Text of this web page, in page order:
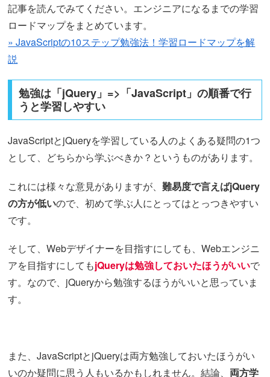
記事を読んでみてください。エンジニアになるまでの学習
ロードマップをまとめています。
» JavaScriptの10ステップ勉強法！学習ロードマップを解
説
勉強は「jQuery」=>「JavaScript」の順番で行
うと学習しやすい
JavaScriptとjQueryを学習している人のよくある疑問の1つ
として、どちらから学ぶべきか？というものがあります。
これには様々な意見がありますが、難易度で言えばjQuery
の方が低いので、初めて学ぶ人にとってはとっつきやすい
です。
そして、Webデザイナーを目指すにしても、Webエンジニ
アを目指すにしてもjQueryは勉強しておいたほうがいいで
す。なので、jQueryから勉強するほうがいいと思っていま
す。
また、JavaScriptとjQueryは両方勉強しておいたほうがい
いのか疑問に思う人もいるかもしれません。結論、 両方学